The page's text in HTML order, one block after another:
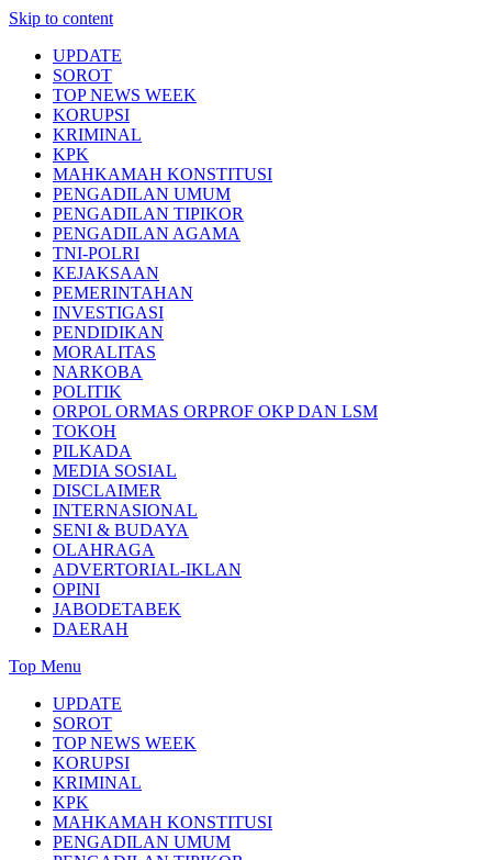
Skip to content
UPDATE
SOROT
TOP NEWS WEEK
KORUPSI
KRIMINAL
KPK
MAHKAMAH KONSTITUSI
PENGADILAN UMUM
PENGADILAN TIPIKOR
PENGADILAN AGAMA
TNI-POLRI
KEJAKSAAN
PEMERINTAHAN
INVESTIGASI
PENDIDIKAN
MORALITAS
NARKOBA
POLITIK
ORPOL ORMAS ORPROF OKP DAN LSM
TOKOH
PILKADA
MEDIA SOSIAL
DISCLAIMER
INTERNASIONAL
SENI & BUDAYA
OLAHRAGA
ADVERTORIAL-IKLAN
OPINI
JABODETABEK
DAERAH
Top Menu
UPDATE
SOROT
TOP NEWS WEEK
KORUPSI
KRIMINAL
KPK
MAHKAMAH KONSTITUSI
PENGADILAN UMUM